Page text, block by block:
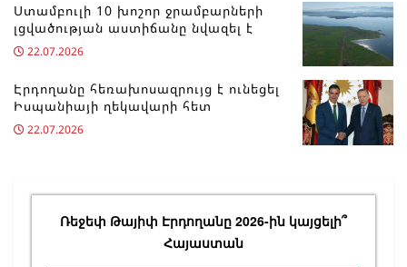
Ստամբուլի 10 խոշոր ջրամբարների
լցվածության աստիճանը նվազել է
22.07.2026
Էրդողանը հեռախոսազրույց է ունեցել
Իսպանիայի ղեկավարի հետ
22.07.2026
Ռեջեփ Թայիփ Էրդողանը 2026-ին կայցելի՞
Հայաստան